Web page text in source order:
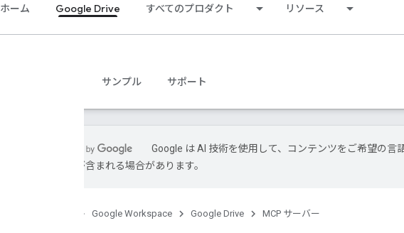
ホーム Google Drive すべてのプロダクト リソース
サンプル サポート
Google は AI 技術を使用して、コンテンツをご希望の言
は誤りが含まれる場合があります。
Google Workspace Google Drive MCP サーバー